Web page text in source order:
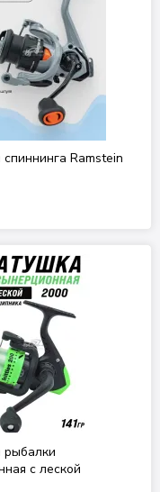
Ramstein
рыбалки
с леской